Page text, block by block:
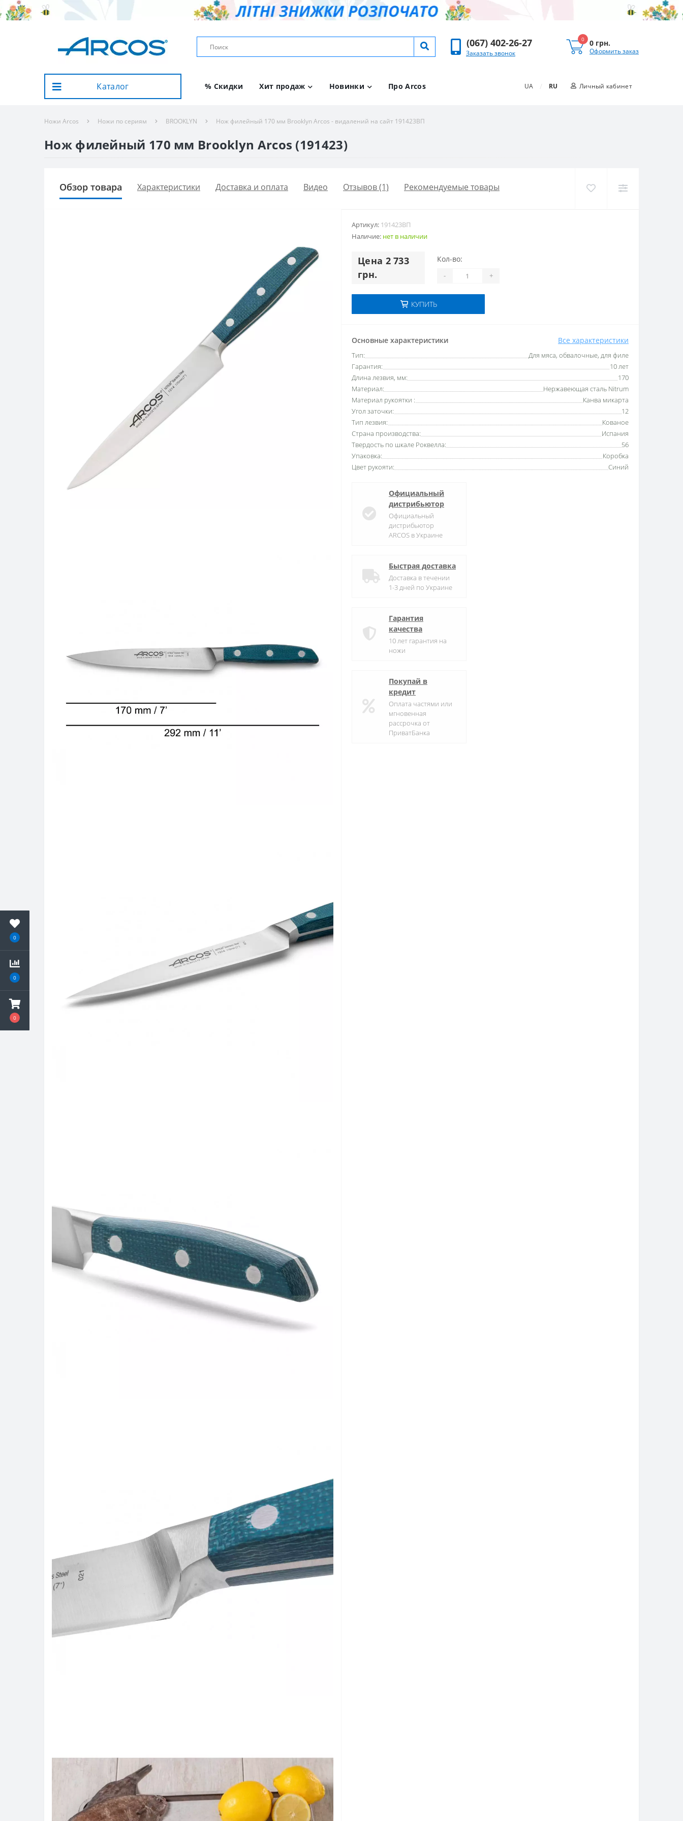
0
0
0
(067) 402-26-27
Заказать звонок
0 0 грн.
Оформить заказ
Каталог % Скидки Хит продаж Новинки Про Arcos UA / RU Личный кабинет
Ножи Arcos Ножи по сериям BROOKLYN Нож филейный 170 мм Brooklyn Arcos - видалений на сайт 191423ВП
Нож филейный 170 мм Brooklyn Arcos (191423)
Обзор товара Характеристики Доставка и оплата Видео Отзывов (1) Рекомендуемые товары
Артикул: 191423ВП
Наличие: нет в наличии
Цена 2 733
грн.
Кол-во:
- +
КУПИТЬ
Основные характеристики Все характеристики
Тип:
Для мяса, обвалочные, для филе
Гарантия:
10 лет
Длина лезвия, мм:
170
Материал:
Нержавеющая сталь Nitrum
Материал рукоятки :
Канва микарта
Угол заточки:
12
Тип лезвия:
Кованое
Страна производства:
Испания
Твердость по шкале Роквелла:
56
Упаковка:
Коробка
Цвет рукояти:
Синий
Официальный
дистрибьютор
Официальный
дистрибьютор
ARCOS в Украине
Быстрая доставка
Доставка в течении
1-3 дней по Украине
Гарантия
качества
10 лет гарантия на
ножи
Покупай в
кредит
Оплата частями или
мгновенная
рассрочка от
ПриватБанка